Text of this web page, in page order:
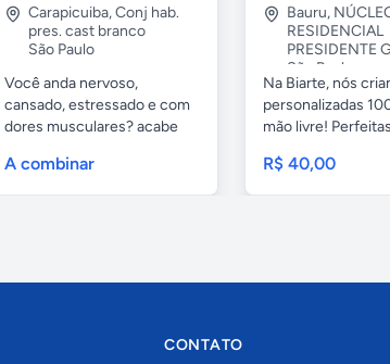
Carapicuiba,Conj hab.
pres. cast branco
São Paulo
Você anda nervoso,
cansado, estressado e com
dores musculares? acabe
A combinar
Bauru,
RESIDENCIAL
PRESIDENTE
São Paulo
Na Biarte, nós
personalizadas
mão livre!
R$ 40,00
CONTATO